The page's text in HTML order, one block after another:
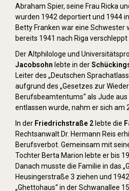
Abraham Spier, seine Frau Ricka
wurden 1942 deportiert und 1944
Betty Franken war eine Schwester
bereits 1941 nach Riga
Der Altphilologe und
Jacobsohn lebte in der
Leiter des „Deutschen
aufgrund des „Gesetzes zur
Berufsbeamtentums“ als Jude
entlassen wurde, nahm er sich am
In der Friedrichstraße 2 lebte die
Rechtsanwalt Dr. Hermann Reis
Berufsverbot. Gemeinsam mit
Tochter Berta Marion lebte er bis
Danach musste die Familie in das
Heusingerstraße 3 ziehen und
„Ghettohaus“ in der Schwanallee